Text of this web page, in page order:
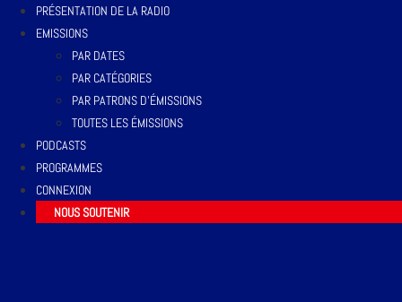
PRÉSENTATION DE LA RADIO
EMISSIONS
PAR DATES
PAR CATÉGORIES
PAR PATRONS D’ÉMISSIONS
TOUTES LES ÉMISSIONS
PODCASTS
PROGRAMMES
CONNEXION
NOUS SOUTENIR